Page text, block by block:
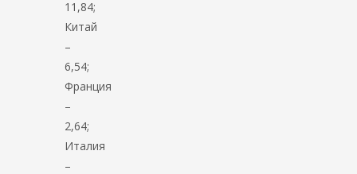
11,84;
Китай
–
6,54;
Франция
–
2,64;
Италия
–